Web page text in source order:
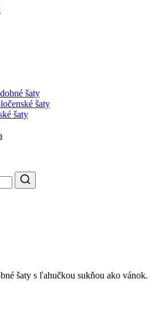
šaty
šaty
šaty
šaty s ľahučkou sukňou ako vánok.